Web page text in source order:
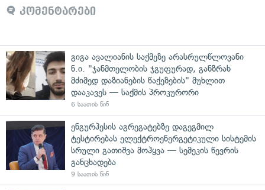
კომენტარები
გიგა ავალიანის საქმეზე არასრულწლოვანი
ნ.ი. "ჯანმთელობის ჯგუფურად, განზრახ
მძიმედ დაზიანების წაქეზების" მუხლით
დააკავეს — საქმის პროკურორი
6 საათის წინ
ენგურჰესის აგრეგატებზე დაგეგმილ
ტესტირებას ელექტროენერგეტიკული სისტემის
სრული გათიშვა მოჰყვა — სემეკის წევრის
განცხადება
9 საათის წინ